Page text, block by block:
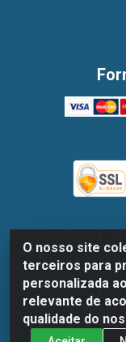
O nosso site
terceiros para
personalizada
relevante de
qualidade do
Dispan
Marechal
Recife/PE -